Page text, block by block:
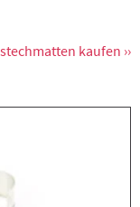
kaufen ››